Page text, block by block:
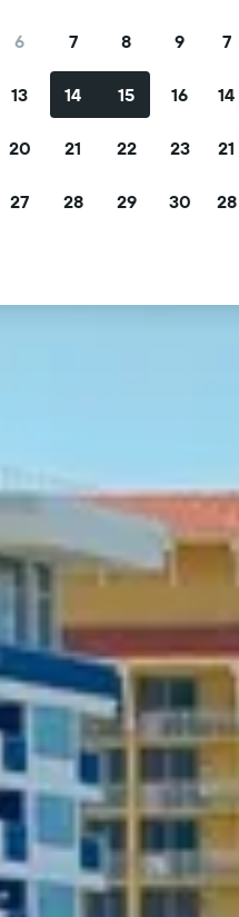
6 7 8 9
13 14 15 16
20 21 22 23
27 28 29 30
7
14
21
28